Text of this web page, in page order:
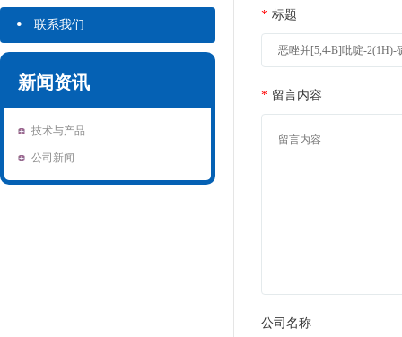
· 联系我们
新闻资讯
技术与产品
公司新闻
* 标题
* 留言内容
公司名称